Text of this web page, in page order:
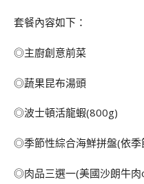
套餐內容如下：
◎主廚創意前菜
◎蔬果昆布湯頭
◎波士頓活龍蝦(800g)
◎季節性綜合海鮮拼盤(依季
◎肉品三選一(美國沙朗牛